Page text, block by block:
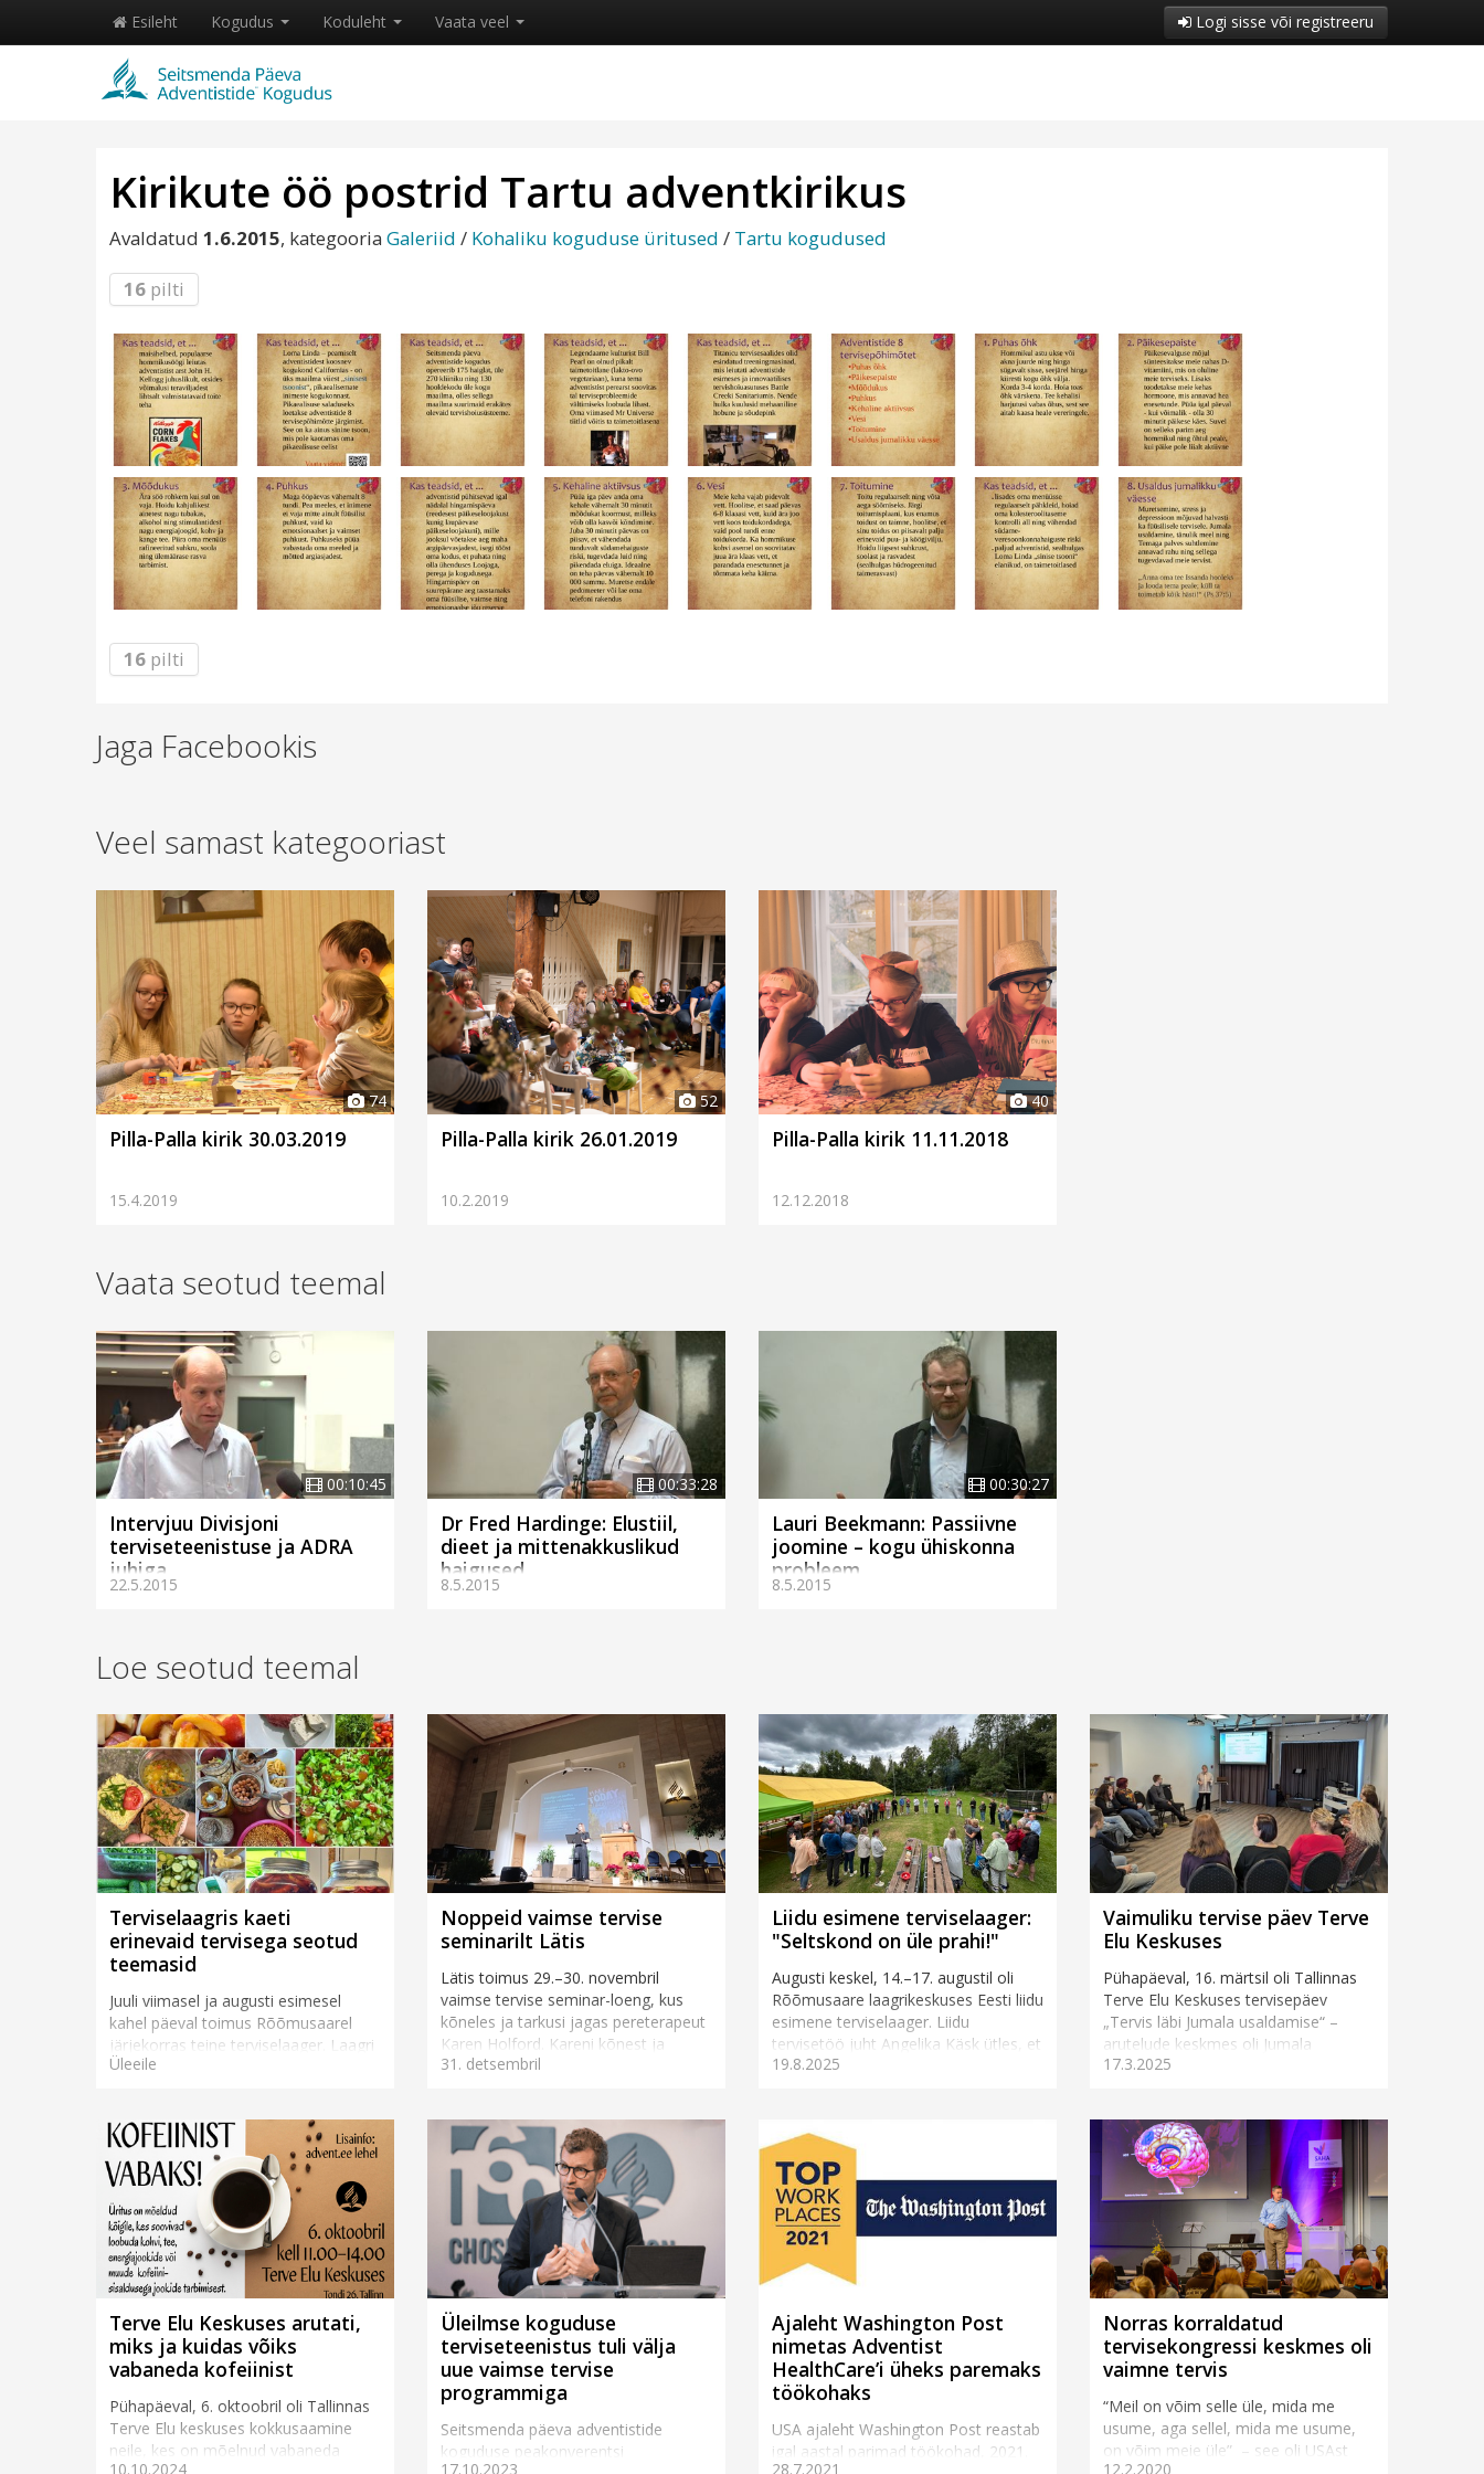
Esileht Kogudus Koduleht Vaata veel Logi sisse või registreeru
Kirikute öö postrid Tartu adventkirikus
Avaldatud 1.6.2015, kategooria Galeriid / Kohaliku koguduse üritused / Tartu kogudused
16 pilti
16 pilti
Jaga Facebookis
Veel samast kategooriast
74
Pilla-Palla kirik 30.03.2019
15.4.2019
52
Pilla-Palla kirik 26.01.2019
10.2.2019
40
Pilla-Palla kirik 11.11.2018
12.12.2018
Vaata seotud teemal
00:10:45
Intervjuu Divisjoni
terviseteenistuse ja ADRA
juhiga
22.5.2015
00:33:28
Dr Fred Hardinge: Elustiil,
dieet ja mittenakkuslikud
haigused
8.5.2015
00:30:27
Lauri Beekmann: Passiivne
joomine – kogu ühiskonna
probleem
8.5.2015
Loe seotud teemal
Terviselaagris kaeti
erinevaid tervisega seotud
teemasid
Juuli viimasel ja augusti esimesel
kahel päeval toimus Rõõmusaarel
järjekorras teine terviselaager. Laagri
korraldaja, liidu tervisetöö juhi
Üleeile
Noppeid vaimse tervise
seminarilt Lätis
Lätis toimus 29.–30. novembril
vaimse tervise seminar-loeng, kus
kõneles ja tarkusi jagas pereterapeut
Karen Holford. Kareni kõnest ja
esitlustest inspireerituna soovin
31. detsembril
Liidu esimene terviselaager:
"Seltskond on üle prahi!"
Augusti keskel, 14.–17. augustil oli
Rõõmusaare laagrikeskuses Eesti liidu
esimene terviselaager. Liidu
tervisetöö juht Angelika Käsk ütles, et
laagri mõ...
19.8.2025
Vaimuliku tervise päev Terve
Elu Keskuses
Pühapäeval, 16. märtsil oli Tallinnas
Terve Elu Keskuses tervisepäev
„Tervis läbi Jumala usaldamise“ –
arutelude keskmes oli Jumala
usaldamine stressi, ä...
17.3.2025
Terve Elu Keskuses arutati,
miks ja kuidas võiks
vabaneda kofeiinist
Pühapäeval, 6. oktoobril oli Tallinnas
Terve Elu keskuses kokkusaamine
neile, kes on mõelnud vabaneda
10.10.2024
Üleilmse koguduse
terviseteenistus tuli välja
uue vaimse tervise
programmiga
Seitsmenda päeva adventistide
koguduse peakonverentsi
17.10.2023
Ajaleht Washington Post
nimetas Adventist
HealthCare’i üheks paremaks
töökohaks
USA ajaleht Washington Post reastab
igal aastal parimad töökohad, 2021.
28.7.2021
Norras korraldatud
tervisekongressi keskmes oli
vaimne tervis
“Meil on võim selle üle, mida me
usume, aga sellel, mida me usume,
on võim meie üle” – see oli USAst
12.2.2020